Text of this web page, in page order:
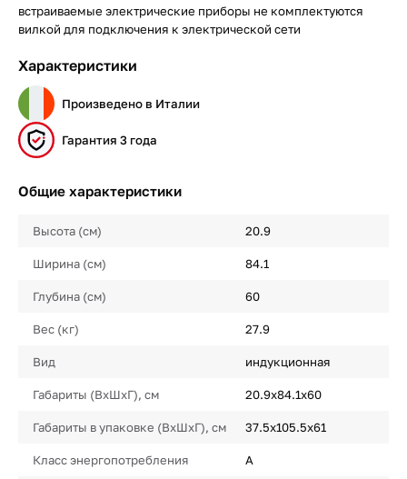
встраиваемые электрические приборы не комплектуются
вилкой для подключения к электрической сети
Характеристики
Произведено в Италии
Гарантия 3 года
Общие характеристики
Высота (см) 20.9
Ширина (см) 84.1
Глубина (см) 60
Вес (кг) 27.9
Вид индукционная
Габариты (ВхШхГ), см 20.9х84.1х60
Габариты в упаковке (ВхШхГ), см 37.5х105.5х61
Класс энергопотребления A